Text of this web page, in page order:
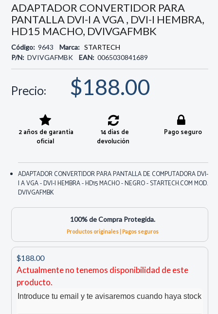
ADAPTADOR CONVERTIDOR PARA
PANTALLA DVI-I A VGA , DVI-I HEMBRA,
HD15 MACHO, DVIVGAFMBK
Código: 9643 Marca: STARTECH
P/N: DVIVGAFMBK EAN: 0065030841689
Precio: $188.00
2 años de garantía
oficial
14 días de
devolución
Pago seguro
ADAPTADOR CONVERTIDOR PARA PANTALLA DE COMPUTADORA DVI-
I A VGA - DVI-I HEMBRA - HD15 MACHO - NEGRO - STARTECH.COM MOD.
DVIVGAFMBK
100% de Compra Protegida.
Productos originales | Pagos seguros
$188.00
Actualmente no tenemos disponibilidad de este
producto.
Introduce tu email y te avisaremos cuando haya stock